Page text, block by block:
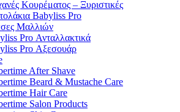
Κουρέματος – Ξυριστικές
Babyliss Pro
Μαλλιών
Pro Ανταλλακτικά
Pro Αξεσουάρ
After Shave
Beard & Mustache Care
Hair Care
Salon Products